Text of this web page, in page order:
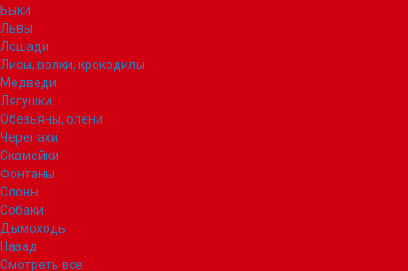
Быки
Львы
Лошади
Лисы, волки, крокодилы
Медведи
Лягушки
Обезьяны, олени
Черепахи
Скамейки
Фонтаны
Слоны
Собаки
Дымоходы
Назад
Смотреть все